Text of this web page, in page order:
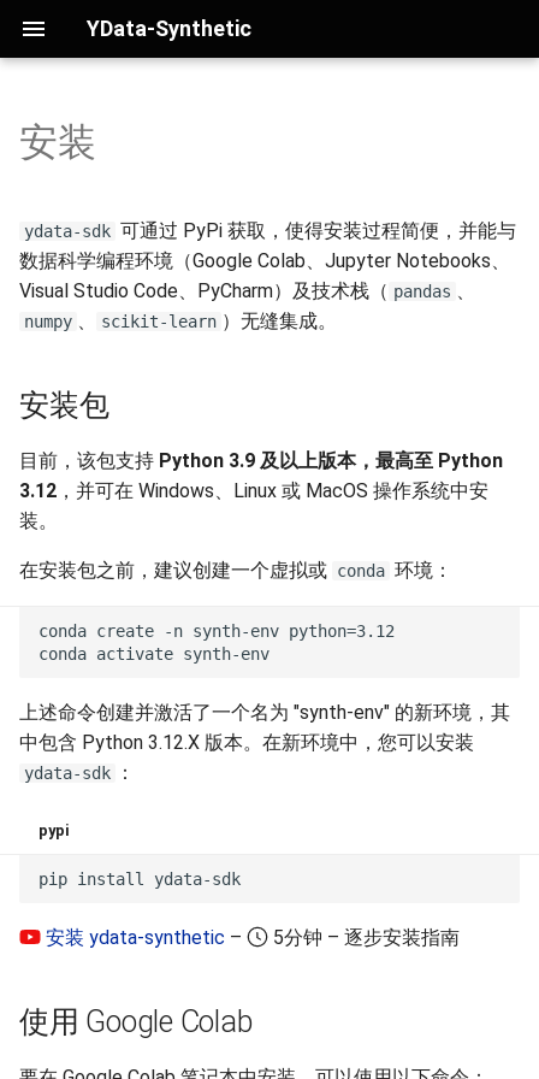
YData-Synthetic
安装包
使用 Google Colab
UI 界面 - YData Fabric
生成单表 CGAN
WGAN
DRAGAN
CWGAN-GP
生成时间序列
DoppelGANger
常见问题
Great Expectations
帮助与故障排除
安装
ydata-sdk 可通过 PyPi 获取，使得安装过程简便，并能与
数据科学编程环境（Google Colab、Jupyter Notebooks、
Visual Studio Code、PyCharm）及技术栈（ pandas 、
numpy 、 scikit-learn ）无缝集成。
安装包
目前，该包支持 Python 3.9 及以上版本，最高至 Python
3.12 ，并可在 Windows、Linux 或 MacOS 操作系统中安
装。
在安装包之前，建议创建一个虚拟或 conda 环境：
上述命令创建并激活了一个名为 "synth-env" 的新环境，其
中包含 Python 3.12.X 版本。在新环境中，您可以安装
ydata-sdk ：
pypi
安装 ydata-synthetic – 5分钟 – 逐步安装指南
使用 Google Colab